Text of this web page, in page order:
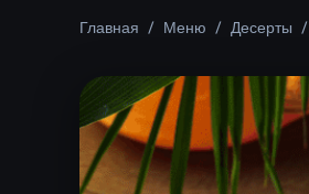
Главная / Меню / Десерты /